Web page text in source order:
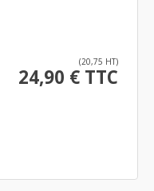
(20,75 HT)
24,90 € TTC